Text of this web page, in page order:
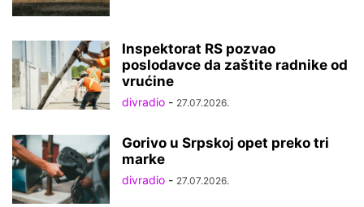
Inspektorat RS pozvao
poslodavce da zaštite radnike od
vrućine
divradio - 27.07.2026.
Gorivo u Srpskoj opet preko tri
marke
divradio - 27.07.2026.